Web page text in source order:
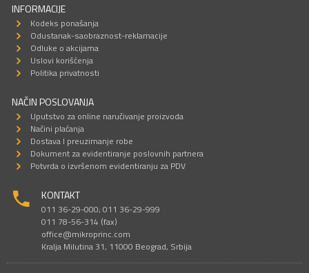
INFORMACIJE
Kodeks ponašanja
Odustanak-saobraznost-reklamacije
Odluke o akcijama
Uslovi korišćenja
Politika privatnosti
NAČIN POSLOVANJA
Uputstvo za online naručivanje proizvoda
Načini plaćanja
Dostava I preuzimanje robe
Dokument za evidentiranje poslovnih partnera
Potvrda o izvršenom evidentiranju za PDV
KONTAKT
011 36-29-000; 011 36-29-999
011 78-56-314 (fax)
office@mikroprinc.com
Kralja Milutina 31, 11000 Beograd, Srbija